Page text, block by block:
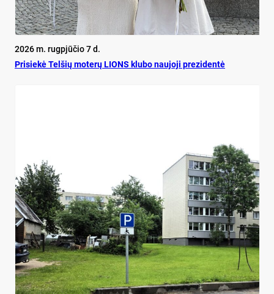
2026 m. rugpjūčio 7 d.
Pri­siekė Tel­šių mo­terų LIONS klu­bo nau­jo­ji pre­zi­dentė